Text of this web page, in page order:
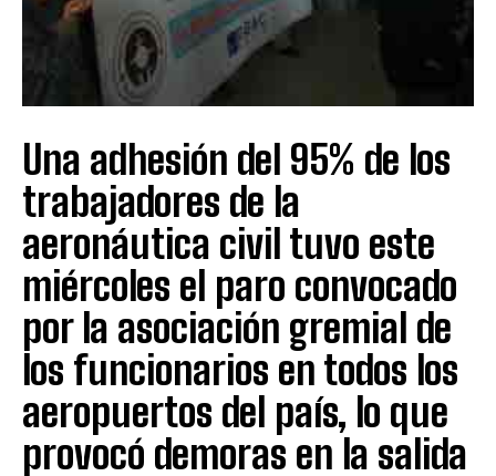
Una adhesión del 95% de los
trabajadores de la
aeronáutica civil tuvo este
miércoles el paro convocado
por la asociación gremial de
los funcionarios en todos los
aeropuertos del país, lo que
provocó demoras en la salida